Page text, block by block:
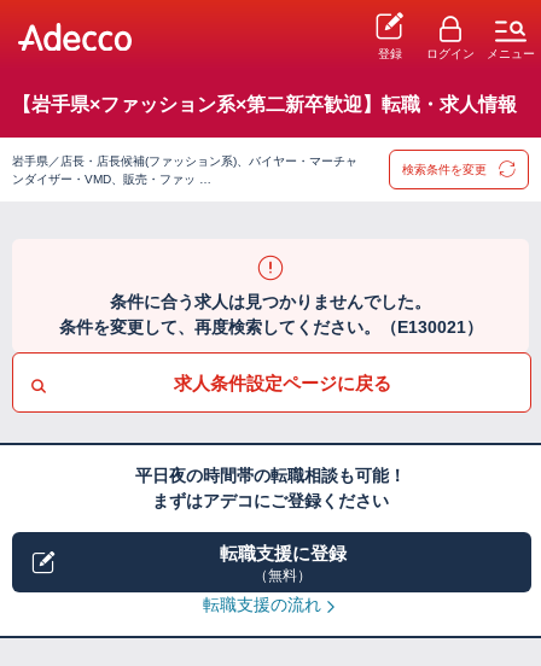
登録 ログイン メニュー
【岩手県×ファッション系×第二新卒歓迎】転職・求人情報
岩手県／店長・店長候補(ファッション系)、バイヤー・マーチャ
ンダイザー・VMD、販売・ファッ …
検索条件を変更
条件に合う求人は見つかりませんでした。
条件を変更して、再度検索してください。（E130021）
求人条件設定ページに戻る
平日夜の時間帯の転職相談も可能！
まずはアデコにご登録ください
転職支援に登録
（無料）
転職支援の流れ